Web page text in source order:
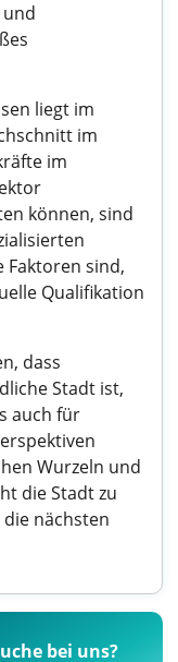
liegt im
im
im
können, sind
Faktoren sind,
Qualifikation
dass
Stadt ist,
auch für
Wurzeln und
die Stadt zu
nächsten
bei uns?